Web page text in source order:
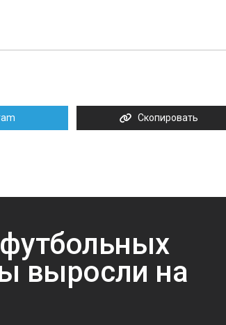
Скопировать
выросли на